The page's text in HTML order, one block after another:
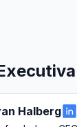
Halberg